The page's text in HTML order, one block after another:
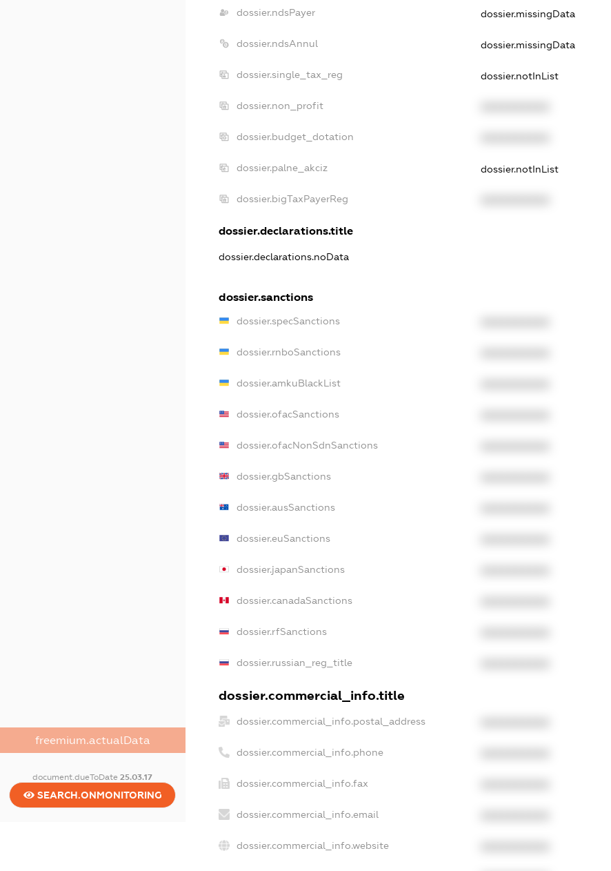
freemium.actualData
document.dueToDate25.03.17
SEARCH.ONMONITORING
dossier.ndsPayer dossier.missingData
dossier.ndsAnnul dossier.missingData
dossier.single_tax_reg dossier.notInList
dossier.non_profit
dossier.budget_dotation
dossier.palne_akciz dossier.notInList
dossier.bigTaxPayerReg
dossier.declarations.title
dossier.declarations.noData
dossier.sanctions
dossier.specSanctions
dossier.rnboSanctions
dossier.amkuBlackList
dossier.ofacSanctions
dossier.ofacNonSdnSanctions
dossier.gbSanctions
dossier.ausSanctions
dossier.euSanctions
dossier.japanSanctions
dossier.canadaSanctions
dossier.rfSanctions
dossier.russian_reg_title
dossier.commercial_info.title
dossier.commercial_info.postal_address
dossier.commercial_info.phone
dossier.commercial_info.fax
dossier.commercial_info.email
dossier.commercial_info.website